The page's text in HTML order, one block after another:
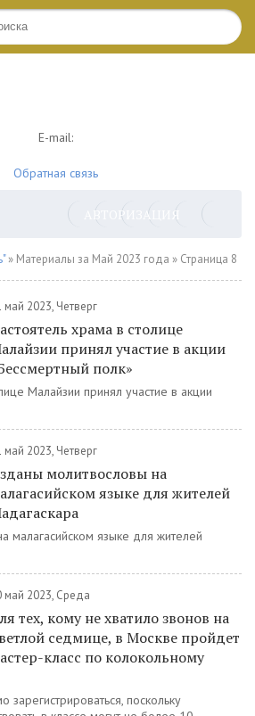
E-mail:
Обратная связь
АВТОРИЗАЦИЯ
» Материалы за Май 2023 года » Страница 8
май 2023, Четверг
храма в столице
принял участие в акции
полк»
Малайзии принял участие в акции
май 2023, Четверг
молитвословы на
языке для жителей
малагасийском языке для жителей
май 2023, Среда
тех, кому не хватило звонов на
седмице, в Москве пройдет
класс по колокольному
поскольку